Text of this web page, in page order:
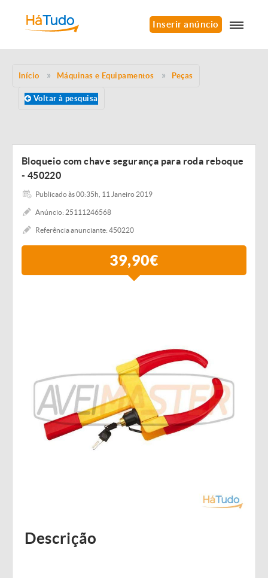
Inserir anúncio
Início Máquinas e Equipamentos Peças
Voltar à pesquisa
Bloqueio com chave segurança para roda reboque
- 450220
Publicado às 00:35h, 11 Janeiro 2019
Anúncio: 25111246568
Referência anunciante: 450220
39,90€
Descrição